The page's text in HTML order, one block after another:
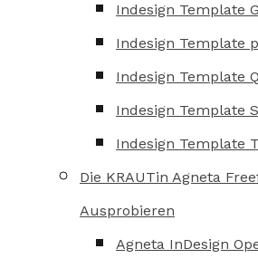
Indesign Template
Indesign Template
Indesign Template
Indesign Template
Indesign Template
Die KRAUTin Agneta
Ausprobieren
Agneta InDesign